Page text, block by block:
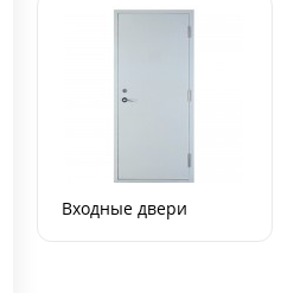
Входные двери